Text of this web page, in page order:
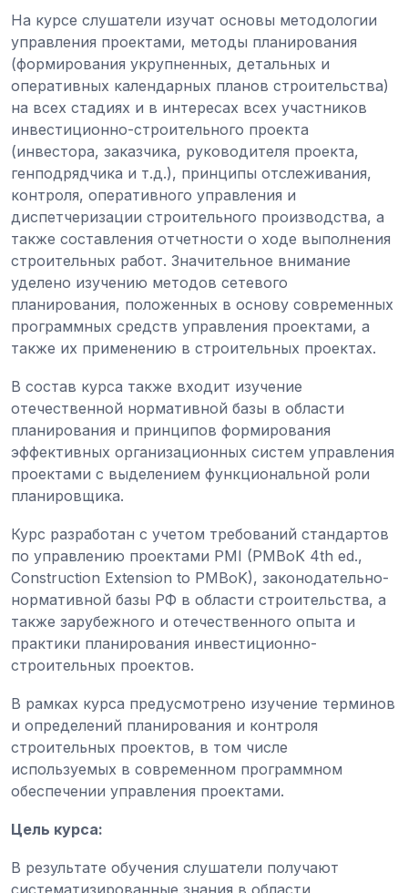
На курсе слушатели изучат основы методологии
управления проектами, методы планирования
(формирования укрупненных, детальных и
оперативных календарных планов строительства)
на всех стадиях и в интересах всех участников
инвестиционно-строительного проекта
(инвестора, заказчика, руководителя проекта,
генподрядчика и т.д.), принципы отслеживания,
контроля, оперативного управления и
диспетчеризации строительного производства, а
также составления отчетности о ходе выполнения
строительных работ. Значительное внимание
уделено изучению методов сетевого
планирования, положенных в основу современных
программных средств управления проектами, а
также их применению в строительных проектах.
В состав курса также входит изучение
отечественной нормативной базы в области
планирования и принципов формирования
эффективных организационных систем управления
проектами с выделением функциональной роли
планировщика.
Курс разработан с учетом требований стандартов
по управлению проектами PMI (PMBoK 4th ed.,
Construction Extension to PMBoK), законодательно-
нормативной базы РФ в области строительства, а
также зарубежного и отечественного опыта и
практики планирования инвестиционно-
строительных проектов.
В рамках курса предусмотрено изучение терминов
и определений планирования и контроля
строительных проектов, в том числе
используемых в современном программном
обеспечении управления проектами.
Цель курса:
В результате обучения слушатели получают